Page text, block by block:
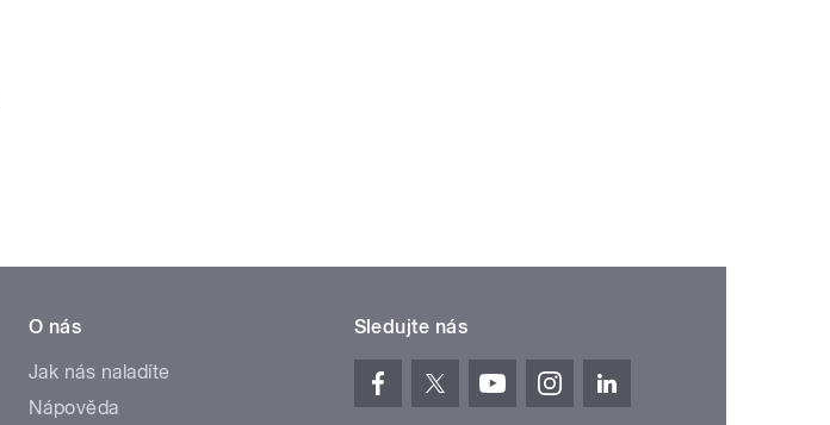
O nás
Jak nás naladíte
Nápověda
Sledujte nás